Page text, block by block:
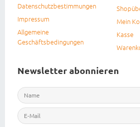
Datenschutzbestimmungen
Impressum
Allgemeine
Geschäftsbedingungen
Mein
Kasse
Newsletter abonnieren